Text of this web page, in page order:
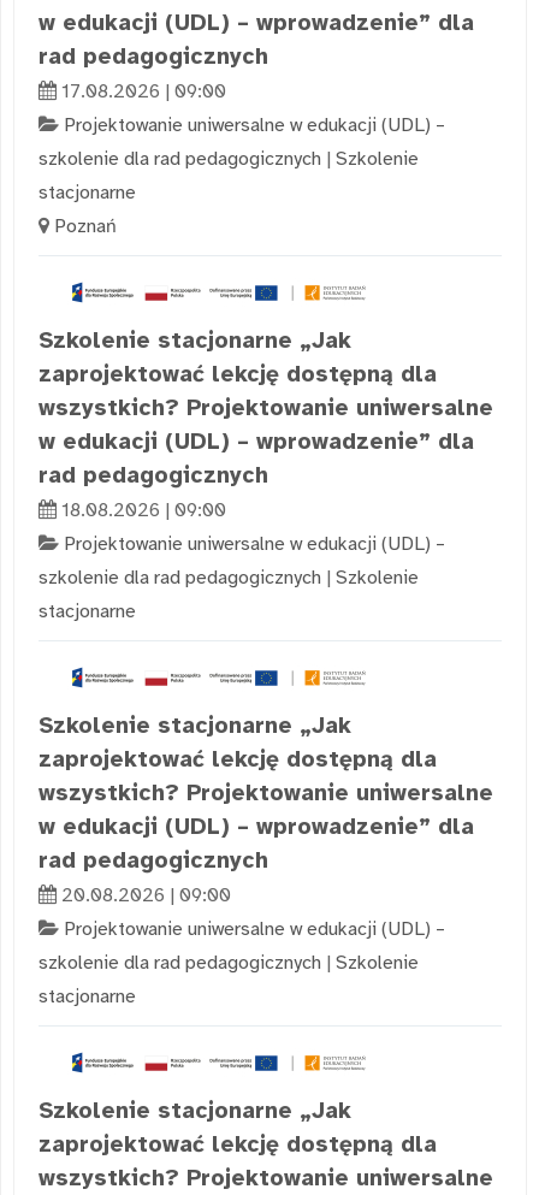
w edukacji (UDL) – wprowadzenie” dla
rad pedagogicznych
17.08.2026 | 09:00
Projektowanie uniwersalne w edukacji (UDL) –
szkolenie dla rad pedagogicznych | Szkolenie
stacjonarne
Poznań
Szkolenie stacjonarne „Jak
zaprojektować lekcję dostępną dla
wszystkich? Projektowanie uniwersalne
w edukacji (UDL) – wprowadzenie” dla
rad pedagogicznych
18.08.2026 | 09:00
Projektowanie uniwersalne w edukacji (UDL) –
szkolenie dla rad pedagogicznych | Szkolenie
stacjonarne
Szkolenie stacjonarne „Jak
zaprojektować lekcję dostępną dla
wszystkich? Projektowanie uniwersalne
w edukacji (UDL) – wprowadzenie” dla
rad pedagogicznych
20.08.2026 | 09:00
Projektowanie uniwersalne w edukacji (UDL) –
szkolenie dla rad pedagogicznych | Szkolenie
stacjonarne
Szkolenie stacjonarne „Jak
zaprojektować lekcję dostępną dla
wszystkich? Projektowanie uniwersalne